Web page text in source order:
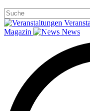
Magazin
News